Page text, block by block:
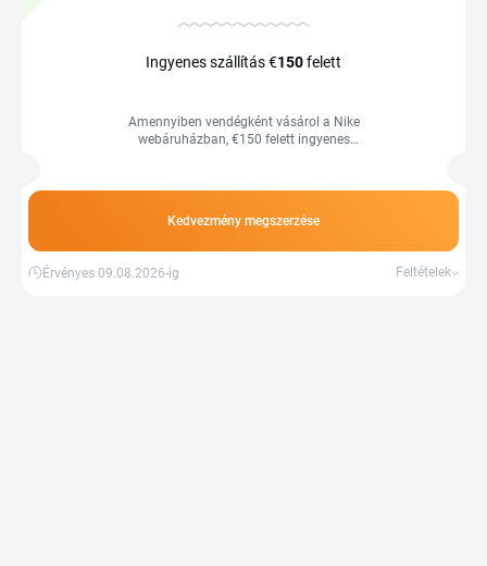
Ingyenes szállítás €150felett
Amennyiben vendégként vásárol a Nike
webáruházban, €150 felett ingyenes
Kedvezmény megszerzése
Érvényes 09.08.2026-ig Feltételek